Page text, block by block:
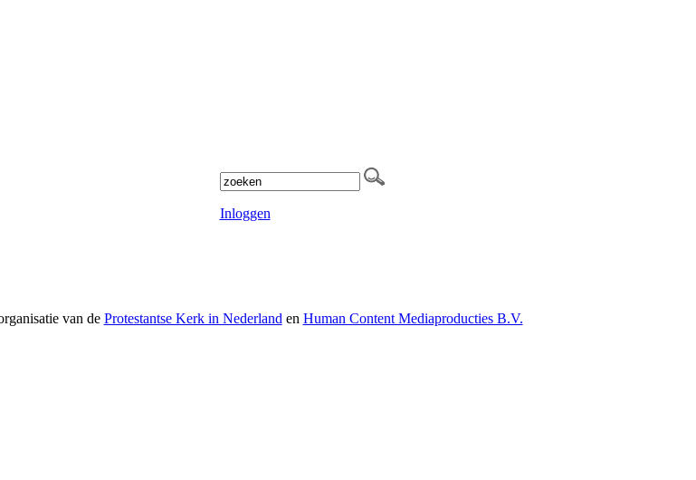
Inloggen
van de Protestantse Kerk in Nederland en Human Content Mediaproducties B.V.